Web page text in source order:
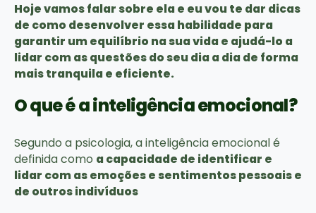
Hoje vamos falar sobre ela e eu vou te dar dicas
de como desenvolver essa habilidade para
garantir um equilíbrio na sua vida e ajudá-lo a
lidar com as questões do seu dia a dia de forma
mais tranquila e eficiente.
O que é a inteligência emocional?
Segundo a psicologia, a inteligência emocional é
definida como a capacidade de identificar e
lidar com as emoções e sentimentos pessoais e
de outros indivíduos